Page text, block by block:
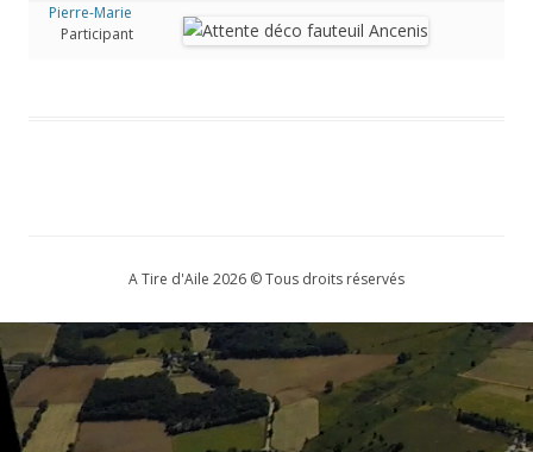
Pierre-Marie
Participant
A Tire d'Aile 2026 © Tous droits réservés